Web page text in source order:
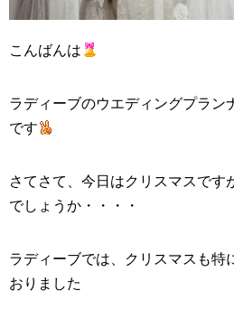
こんばんは
ラディーブのウエディングプラン
です
さてさて、今日はクリスマスです
でしょうか・・・・
ラディーブでは、クリスマスも特
おりました